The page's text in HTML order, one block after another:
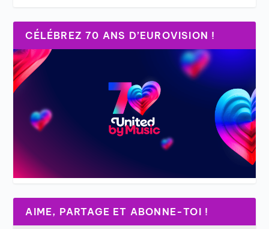
CÉLÉBREZ 70 ANS D’EUROVISION !
AIME, PARTAGE ET ABONNE-TOI !